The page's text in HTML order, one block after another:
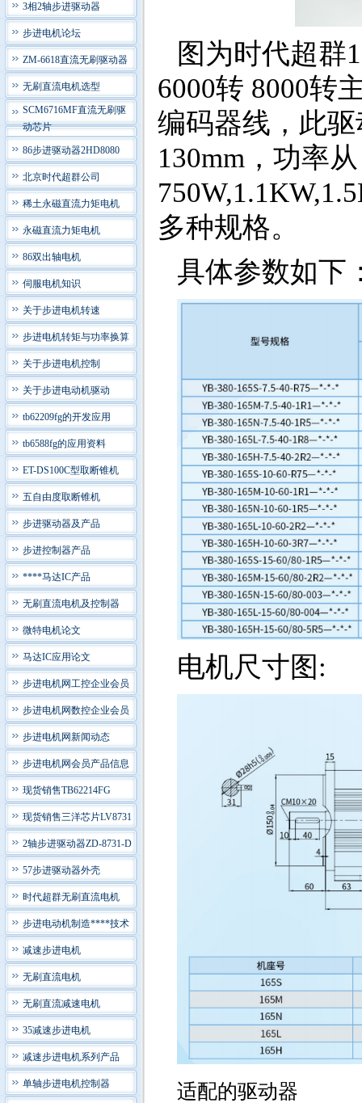
3相2轴步进驱动器
步进电机论坛
ZM-6618直流无刷驱动器
无刷直流电机选型
SCM6716MF直流无刷驱
动芯片
86步进驱动器2HD8080
北京时代超群公司
稀土永磁直流力矩电机
永磁直流力矩电机
86双出轴电机
伺服电机知识
关于步进电机转速
步进电机转矩与功率换算
关于步进电机控制
关于步进电动机驱动
tb62209fg的开发应用
tb6588fg的应用资料
ET-DS100C型取断锥机
五自由度取断锥机
步进驱动器及产品
步进控制器产品
****马达IC产品
无刷直流电机及控制器
微特电机论文
马达IC应用论文
步进电机网工控企业会员
步进电机网数控企业会员
步进电机网新闻动态
步进电机网会员产品信息
现货销售TB62214FG
现货销售三洋芯片LV8731
2轴步进驱动器ZD-8731-D
57步进驱动器外壳
时代超群无刷直流电机
步进电动机制造****技术
减速步进电机
无刷直流电机
无刷直流减速电机
35减速步进电机
减速步进电机系列产品
单轴步进电机控制器
图为时代超群
6000转 8000转
编码器线，此
130mm，功率从
多种规格。
具体参数如下
电机尺寸图:
适配的驱动器